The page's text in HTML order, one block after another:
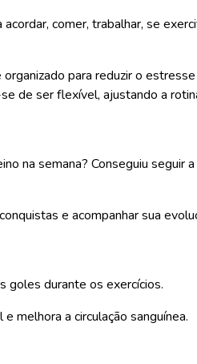
comer, trabalhar, se
para reduzir o
de ser flexível, ajustando a
na semana? Conseguiu seguir
e acompanhar sua
goles durante os exercícios.
melhora a circulação sanguínea.